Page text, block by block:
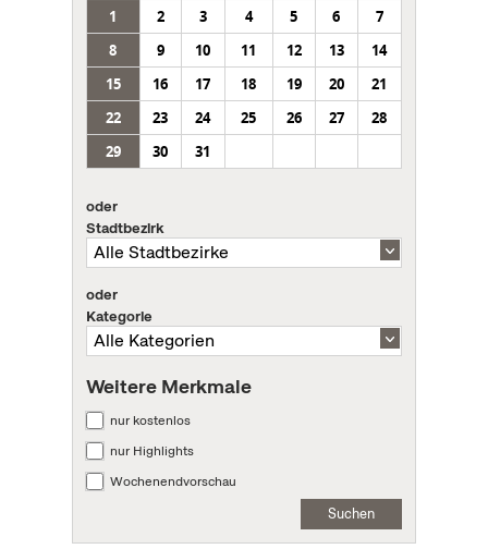
1
2 3 4 5 6
7
8
9 10 11 12 13
14
15
16 17 18 19 20
21
22
23 24 25 26 27
28
29
30 31
oder
Stadtbezirk
oder
Kategorie
Weitere Merkmale
nur kostenlos
nur Highlights
Wochenendvorschau
Suchen